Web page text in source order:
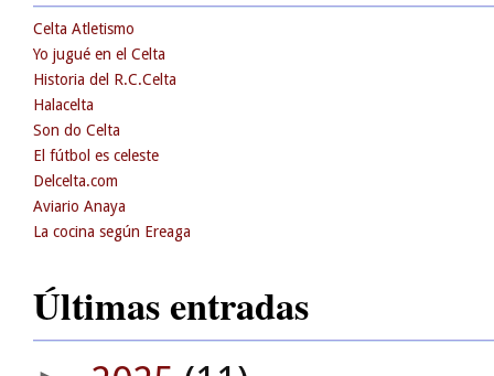
Celta Atletismo
Yo jugué en el Celta
Historia del R.C.Celta
Halacelta
Son do Celta
El fútbol es celeste
Delcelta.com
Aviario Anaya
La cocina según Ereaga
Últimas entradas